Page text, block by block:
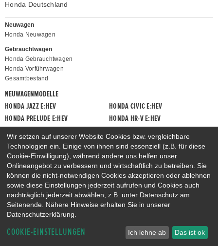
Honda Deutschland
Neuwagen
Honda Neuwagen
Gebrauchtwagen
Honda Gebrauchtwagen
Honda Vorführwagen
Gesamtbestand
NEUWAGENMODELLE
HONDA JAZZ E:HEV
HONDA CIVIC E:HEV
HONDA PRELUDE E:HEV
HONDA HR-V E:HEV
Wir setzen auf unserer Website Cookies bzw. vergleichbare
Technologien ein. Einige von ihnen sind essenziell (z.B. für diese
Cookie-Einwilligung), während andere uns helfen unser
Onlineangebot zu verbessern und wirtschaftlich zu betreiben. Sie
können die nicht-notwendigen Cookies akzeptieren oder ablehnen
sowie diese Einstellungen jederzeit aufrufen und Cookies auch
nachträglich jederzeit abwählen, z.B. unter Datenschutz am
Seitenende. Nähere Hinweise erhalten Sie in unserer
Datenschutzerklärung.
COOKIE-EINSTELLUNGEN Ich lehne ab Das ist ok